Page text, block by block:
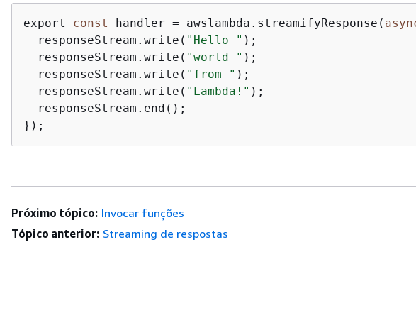
export const handler = awslambda.streamifyResponse(
  responseStream.write(
"Hello " );
  responseStream.write(
"world " );
  responseStream.write(
"from " );
  responseStream.write(
"Lambda!" );
  responseStream.end();
});
Próximo tópico: Invocar funções
Tópico anterior: Streaming de respostas